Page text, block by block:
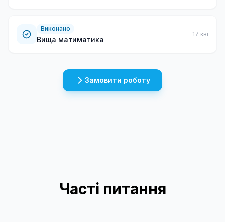
Виконано
Вища матиматика
17 кві
Замовити роботу
Часті питання